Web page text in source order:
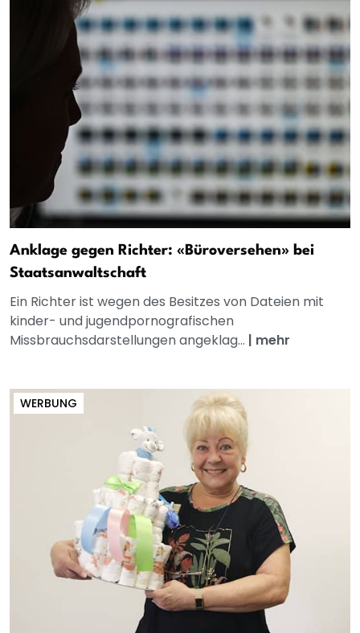
Anklage gegen Richter: «Büroversehen» bei
Staatsanwaltschaft
Ein Richter ist wegen des Besitzes von Dateien mit
kinder- und jugendpornografischen
Missbrauchsdarstellungen angeklag... | mehr
WERBUNG